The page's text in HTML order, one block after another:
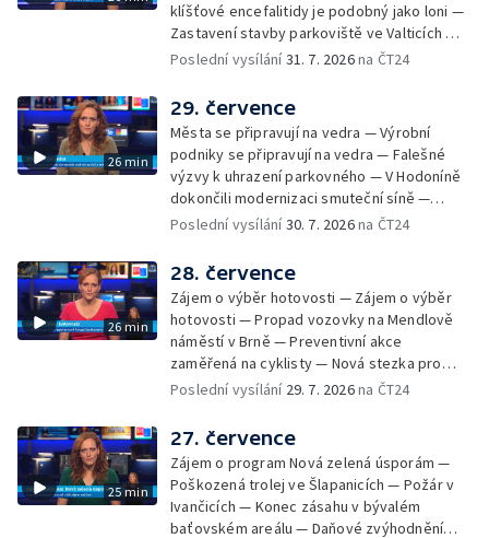
klíšťové encefalitidy je podobný jako loni —
Zastavení stavby parkoviště ve Valticích —
Spor o lokalitu lesa v Rožnově pod
organismus — Kybernetický incident na
Masarykově univerzitě — Slavnostní
vyřazení absolventů Univerzity obran —
Letní kurzy umění pro mladé — Mobilní
kurníky pomáhají na poli
Poslední vysílání31. 7. 2026na ČT24
26 min
29. července
Města se připravují na vedra — Výrobní
podniky se připravují na vedra — Falešné
výzvy k uhrazení parkovného — V Hodoníně
dokončili modernizaci smuteční síně —
Chybějící toalety u dětských hřišť —
bývalého nákupního domu Letná — Končí 52.
ročník Letní filmové školy — 3. ročník
komunitní akce Stůl ve středu — Cesta na
podporu paliativní péče
Poslední vysílání30. 7. 2026na ČT24
26 min
28. července
Zájem o výběr hotovosti — Zájem o výběr
hotovosti — Propad vozovky na Mendlově
náměstí v Brně — Preventivní akce
zaměřená na cyklisty — Nová stezka pro
cyklisty na Zlínsku — Letecká linka mezi
pozorovat zatmění Slunce — Den AČFK na
Letní filmové škole — Milan Uhde slaví 90 let
— Rekonstrukce vojenského srubu
Poslední vysílání 29. 7. 2026na ČT24
25 min
27. července
Zájem o program Nová zelená úsporám —
Poškozená trolej ve Šlapanicích — Požár v
Ivančicích — Konec zásahu v bývalém
baťovském areálu — Daňové zvýhodnění